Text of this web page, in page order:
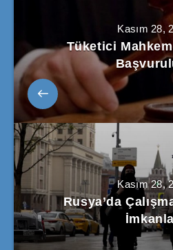
Kasım 28,
Tüketici
Kasım 28,
Rusya’da